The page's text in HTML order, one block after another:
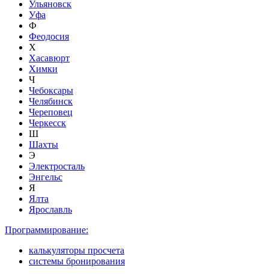
Ульяновск
Уфа
Ф
Феодосия
Х
Хасавюрт
Химки
Ч
Чебоксары
Челябинск
Череповец
Черкесск
Ш
Шахты
Э
Электросталь
Энгельс
Я
Ялта
Ярославль
Программирование:
калькуляторы просчета
системы бронирования